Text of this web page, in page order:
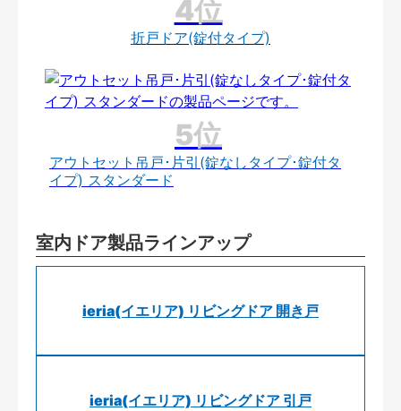
折戸ドア(錠付タイプ)
アウトセット吊戸･片引(錠なしタイプ･錠付タ
イプ) スタンダード
室内ドア製品ラインアップ
ieria(イエリア) リビングドア 開き戸
ieria(イエリア) リビングドア 引戸